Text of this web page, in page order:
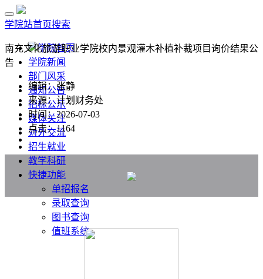
学院站首页搜索
学院首页
学院新闻
部门风采
通知公告
招标公示
媒体关注
对外交流
招生就业
教学科研
快捷功能
单招报名
录取查询
图书查询
值班系统
南充文化旅游职业学院校内景观灌木补植补裁项目询价结果公
告
编辑：张静
来源：计划财务处
时间：2026-07-03
点击：1164